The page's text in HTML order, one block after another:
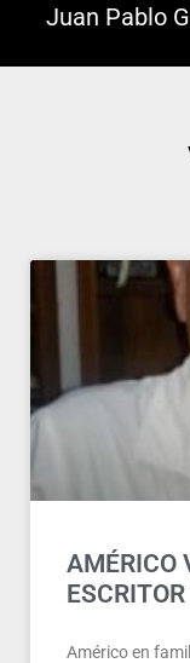
Juan Pablo
AMÉRICO
Américo en